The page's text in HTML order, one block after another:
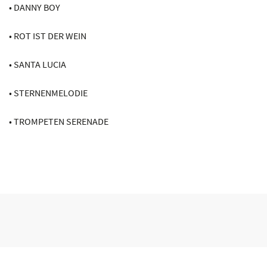
• DANNY BOY
• ROT IST DER WEIN
• SANTA LUCIA
• STERNENMELODIE
• TROMPETEN SERENADE